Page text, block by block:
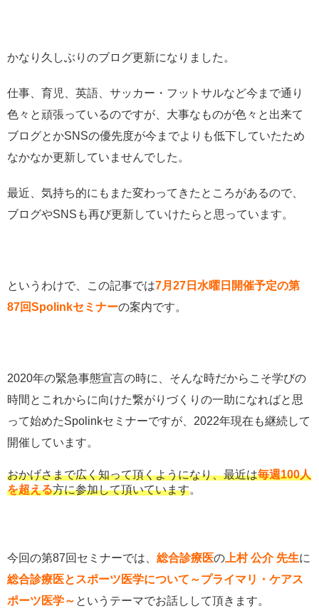
かなり久しぶりのブログ更新になりました。
仕事、育児、英語、サッカー・フットサルなど今まで通り
色々と頑張っているのですが、大事なものが色々と出来て
ブログとかSNSの優先度が今までよりも低下していたため
なかなか更新していませんでした。
最近、気持ち的にもまた変わってきたところがあるので、
ブログやSNSも再び更新していけたらと思っています。
というわけで、この記事では7月27日 水曜日開催予定の第
87回Spolinkセミナーの案内です。
2020年の緊急事態宣言の時に、そんな時だからこそ学びの
時間とこれからに向けた繋がりづくりの一助になればと思
って始めたSpolinkセミナーですが、2022年現在も継続して
開催しています。
おかげさまで広く知って頂くようになり、最近は毎週100人
を超える方に参加して頂いています。
今回の第87回セミナーでは、 総合診療医の 上村 公介先生に
総合診療医とスポーツ医学について～プライマリ・ケアス
ポーツ医学～ というテーマでお話しして頂きます。